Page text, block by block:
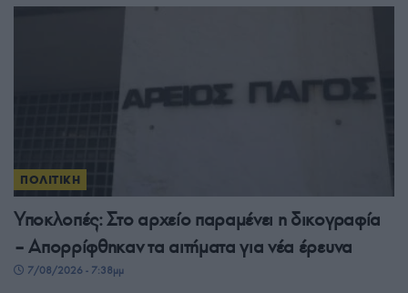
ΠΟΛΙΤΙΚΗ
Υποκλοπές: Στο αρχείο παραμένει η δικογραφία
– Απορρίφθηκαν τα αιτήματα για νέα έρευνα
7/08/2026 - 7:38μμ